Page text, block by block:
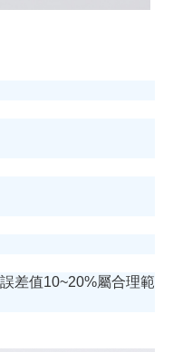
差值10~20%屬合理範